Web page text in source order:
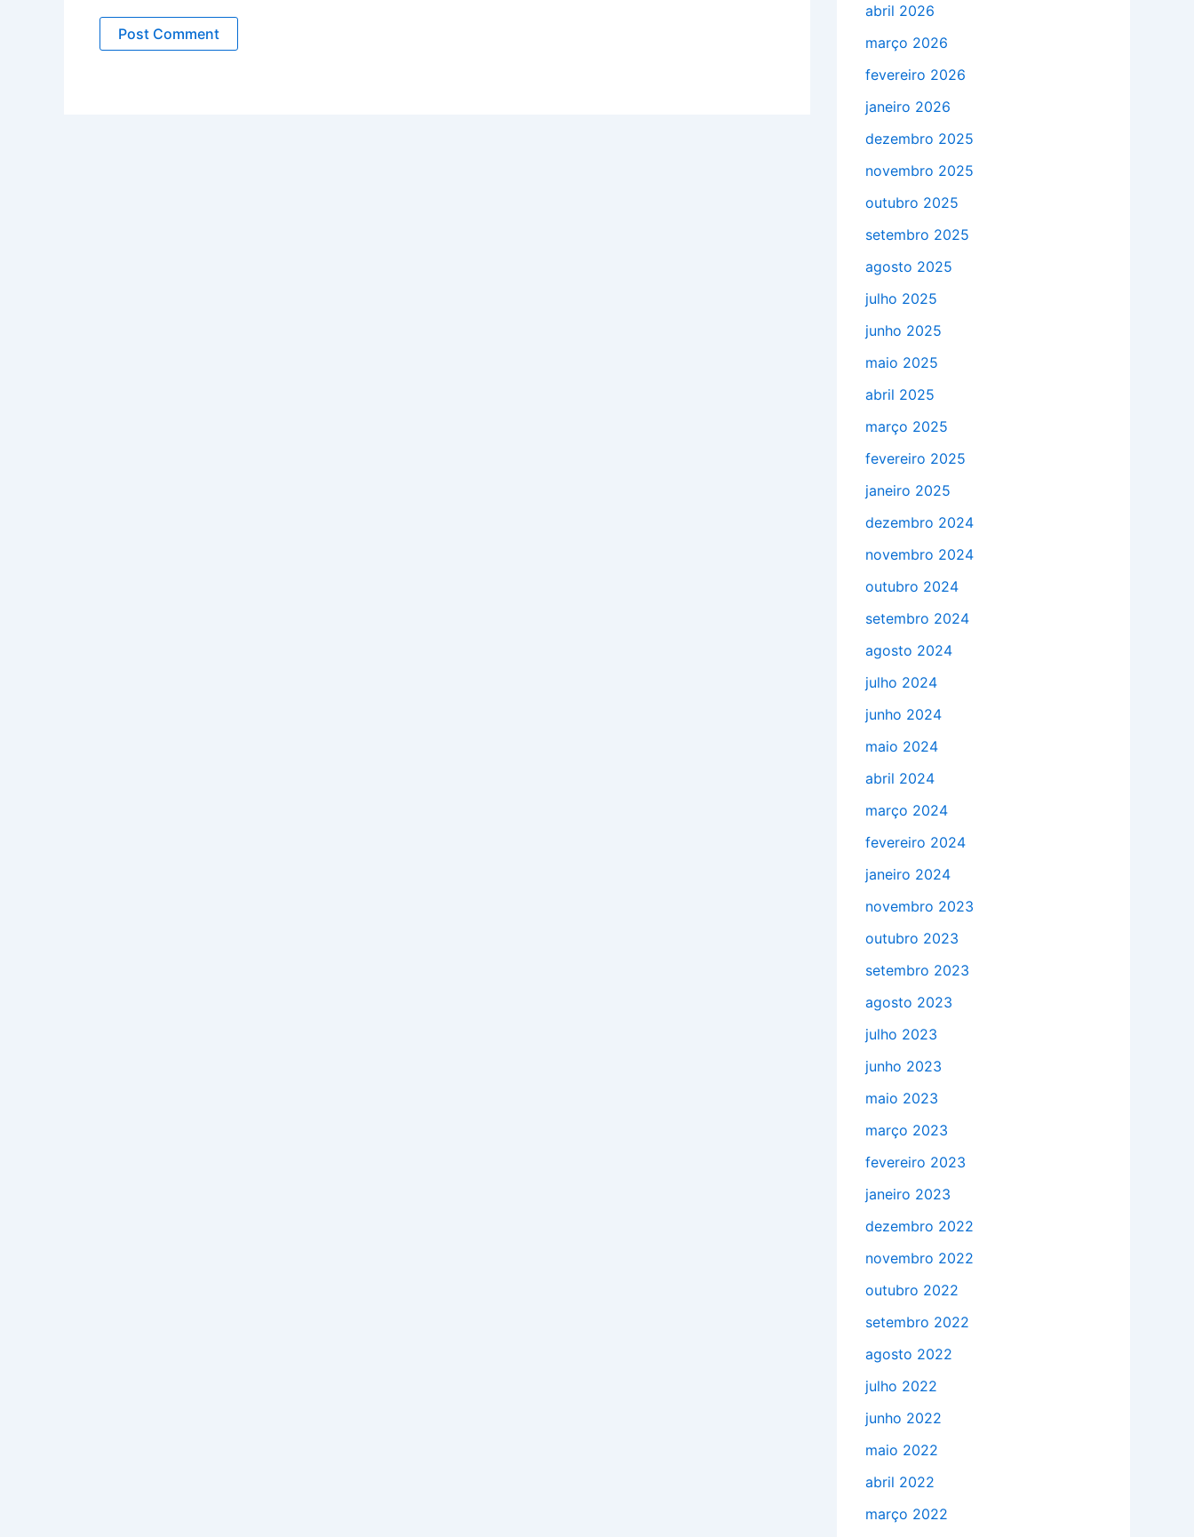
abril 2026
março 2026
fevereiro 2026
janeiro 2026
dezembro 2025
novembro 2025
outubro 2025
setembro 2025
agosto 2025
julho 2025
junho 2025
maio 2025
abril 2025
março 2025
fevereiro 2025
janeiro 2025
dezembro 2024
novembro 2024
outubro 2024
setembro 2024
agosto 2024
julho 2024
junho 2024
maio 2024
abril 2024
março 2024
fevereiro 2024
janeiro 2024
novembro 2023
outubro 2023
setembro 2023
agosto 2023
julho 2023
junho 2023
maio 2023
março 2023
fevereiro 2023
janeiro 2023
dezembro 2022
novembro 2022
outubro 2022
setembro 2022
agosto 2022
julho 2022
junho 2022
maio 2022
abril 2022
março 2022